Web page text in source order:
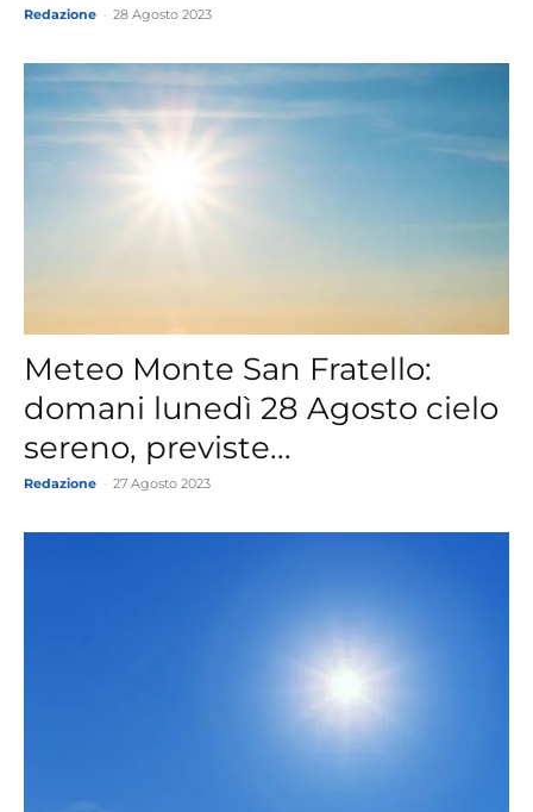
Redazione 28 Agosto 2023
Meteo Monte San Fratello:
domani lunedì 28 Agosto cielo
sereno, previste...
Redazione 27 Agosto 2023